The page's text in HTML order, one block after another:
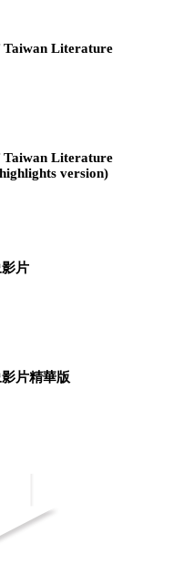
Taiwan Literature
Taiwan Literature
version)
片
片精華版